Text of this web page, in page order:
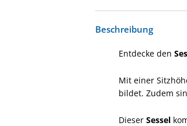
Beschreibung
Entdecke den
Mit einer
bildet. Zudem
DieserSessel